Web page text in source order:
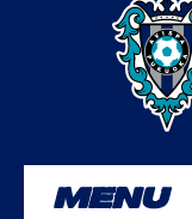
MENU